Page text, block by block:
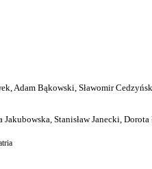
Adam Bąkowski, Sławomir
Stanisław Janecki,